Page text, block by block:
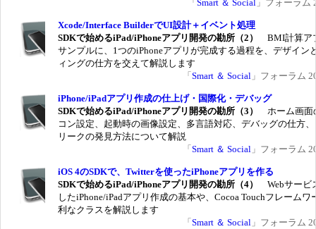
「 Smart ＆ Social 」フォーラム
Xcode/Interface BuilderでUI設計＋イベント処理
SDKで始めるiPad/iPhoneアプリ開発の勘所（2） BMI計算ア
サンプルに、1つのiPhoneアプリが完成する過程を、デザイン
ィングの仕方を交えて解説します
「 Smart ＆ Social 」フォーラム
iPhone/iPadアプリ作成の仕上げ・国際化・デバッグ
SDKで始めるiPad/iPhoneアプリ開発の勘所（3） ホーム画面
コン設定、起動時の画像設定、多言語対応、デバッグの仕方
リークの発見方法について解説
「 Smart ＆ Social 」フォーラム
iOS 4のSDKで、Twitterを使ったiPhoneアプリを作る
SDKで始めるiPad/iPhoneアプリ開発の勘所（4） Webサービ
したiPhone/iPadアプリ作成の基本や、Cocoa Touchフレームワ
利なクラスを解説します
「 Smart ＆ Social 」フォーラム